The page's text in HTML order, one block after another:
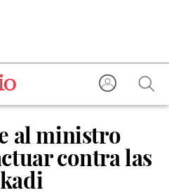
al ministro
contra las